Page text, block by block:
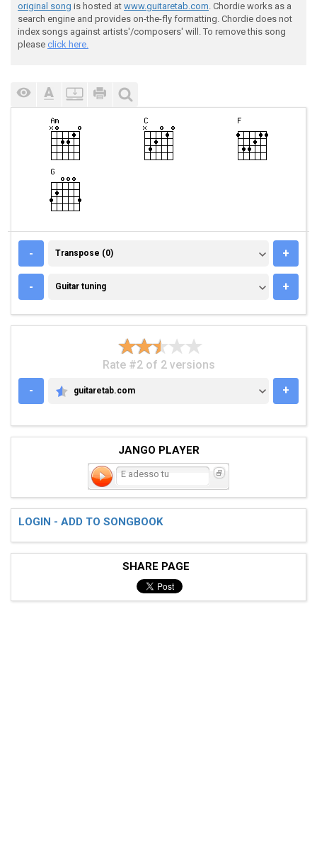
original song is hosted at www.guitaretab.com. Chordie works as a
search engine and provides on-the-fly formatting. Chordie does not
index songs against artists'/composers' will. To remove this song
please click here.
- TRANSPOSE (0)
Transpose (0) +
- GUITAR TUNING
Guitar tuning +
Rate #2 of 2 versions
-
GUITARETAB.COM
guitaretab.com +
JANGO PLAYER
E adesso tu
LOGIN - ADD TO SONGBOOK
SHARE PAGE